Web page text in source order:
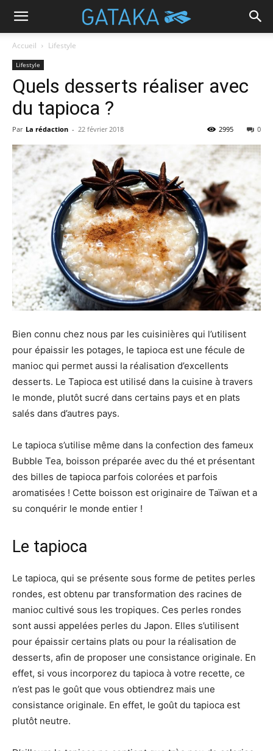
Accueil Lifestyle
Lifestyle
Quels desserts réaliser avec
du tapioca ?
Par La rédaction - 22 février 2018 0
2995
Bien connu chez nous par les cuisinières qui l’utilisent
pour épaissir les potages, le tapioca est une fécule de
manioc qui permet aussi la réalisation d’excellents
desserts. Le Tapioca est utilisé dans la cuisine à travers
le monde, plutôt sucré dans certains pays et en plats
salés dans d’autres pays.
Le tapioca s’utilise même dans la confection des fameux
Bubble Tea, boisson préparée avec du thé et présentant
des billes de tapioca parfois colorées et parfois
aromatisées ! Cette boisson est originaire de Taïwan et a
su conquérir le monde entier !
Le tapioca
Le tapioca, qui se présente sous forme de petites perles
rondes, est obtenu par transformation des racines de
manioc cultivé sous les tropiques. Ces perles rondes
sont aussi appelées perles du Japon. Elles s’utilisent
pour épaissir certains plats ou pour la réalisation de
desserts, afin de proposer une consistance originale. En
effet, si vous incorporez du tapioca à votre recette, ce
n’est pas le goût que vous obtiendrez mais une
consistance originale. En effet, le goût du tapioca est
plutôt neutre.